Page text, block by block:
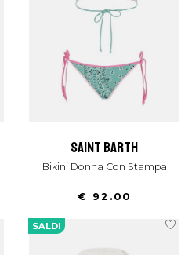
saint barth
Bikini Donna Con Stampa
€ 92.00
SALDI